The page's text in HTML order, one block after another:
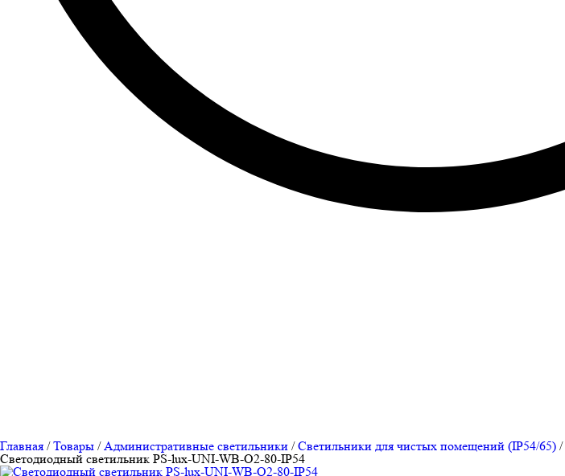
Главная /Товары /Административные светильники /Светильники для чистых помещений (IP54/65) /
Cветодиодный светильник PS-lux-UNI-WB-O2-80-IP54